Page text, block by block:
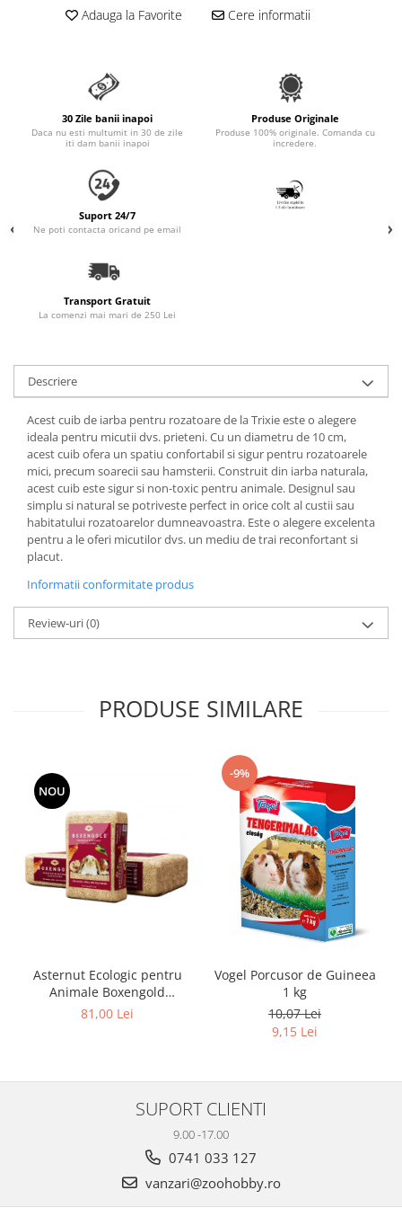
Accesorii Auto & Bicicletă
Dresaj & Sport
Adauga la Favorite Cere informatii
30 Zile banii inapoi
Daca nu esti multumit in 30 de zile
iti dam banii inapoi
Produse Originale
Produse 100% originale. Comanda cu
incredere.
Suport 24/7
Ne poti contacta oricand pe email
Transport Gratuit
La comenzi mai mari de 250 Lei
Descriere
Acest cuib de iarba pentru rozatoare de la Trixie este o alegere
ideala pentru micutii dvs. prieteni. Cu un diametru de 10 cm,
acest cuib ofera un spatiu confortabil si sigur pentru rozatoarele
mici, precum soarecii sau hamsterii. Construit din iarba naturala,
acest cuib este sigur si non-toxic pentru animale. Designul sau
simplu si natural se potriveste perfect in orice colt al custii sau
habitatului rozatoarelor dumneavoastra. Este o alegere excelenta
pentru a le oferi micutilor dvs. un mediu de trai reconfortant si
placut.
Informatii conformitate produs
Review-uri(0)
PRODUSE SIMILARE
NOU
Asternut Ecologic pentru
Animale Boxengold
Premium Ecostreu 20kg
81,00 Lei
-9%
Vogel Porcusor de Guineea
1 kg
10,07 Lei
9,15 Lei
SUPORT CLIENTI
9.00 -17.00
0741 033 127
vanzari@zoohobby.ro